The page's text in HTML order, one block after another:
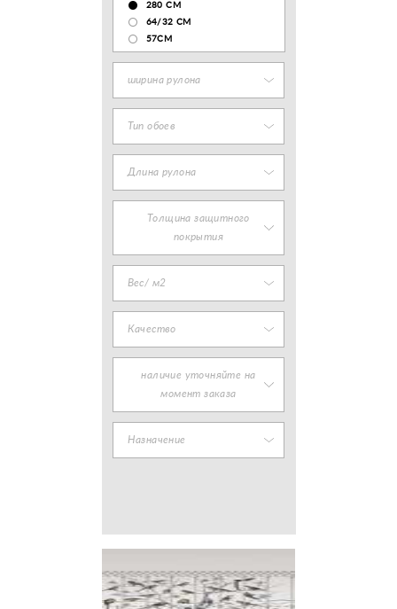
280 СМ
64/32 СМ
57СМ
ширина рулона
Тип обоев
Длина рулона
Толщина защитного
покрытия
Вес/ м2
Качество
наличие уточняйте на
момент заказа
Назначение